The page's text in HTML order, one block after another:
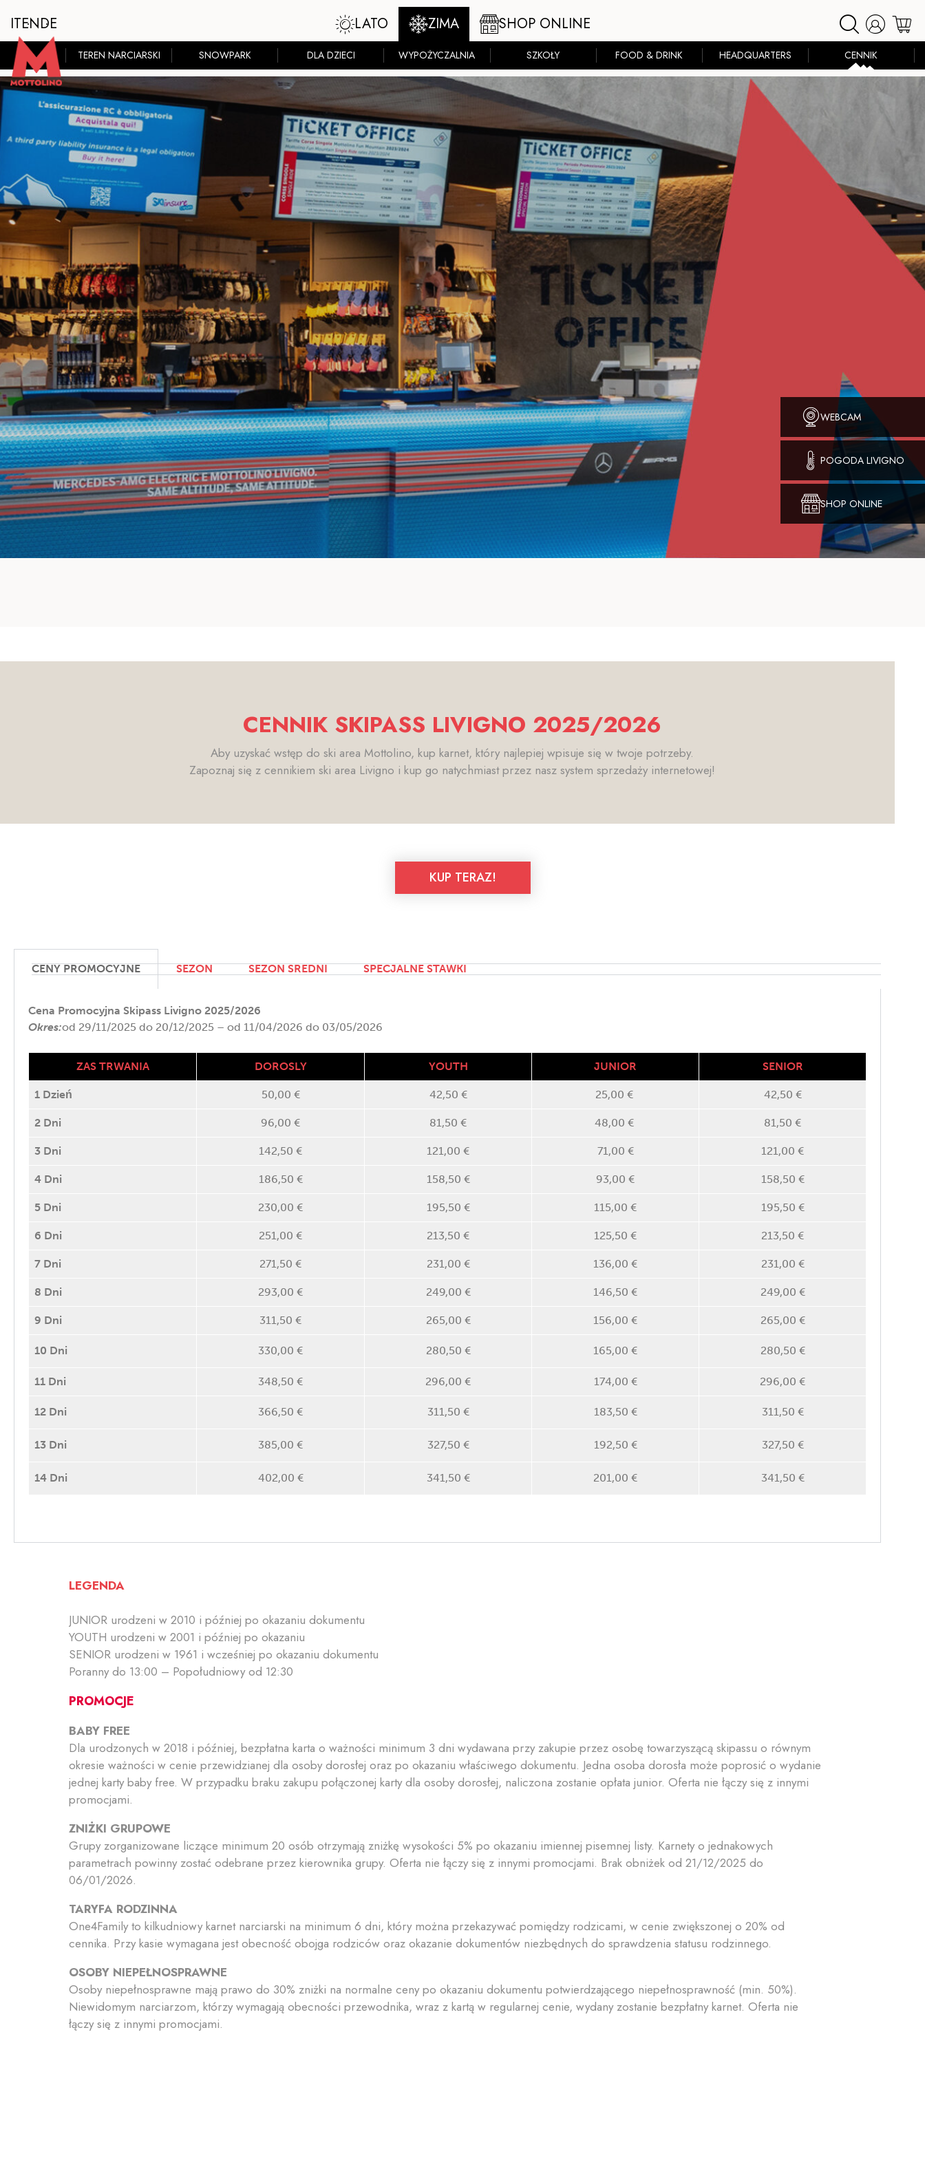
LATO ZIMA SHOP ONLINE
ITENDE
TEREN NARCIARSKI SNOWPARK DLA DZIECI WYPOŻYCZALNIA SZKOŁY FOOD & DRINK HEADQUARTERS CENNIK
WEBCAM
POGODA LIVIGNO
SHOP ONLINE
CENNIK SKIPASS LIVIGNO 2025/2026
Aby uzyskać wstęp do ski area Mottolino, kup karnet, który najlepiej wpisuje się w twoje potrzeby.
Zapoznaj się z cennikiem ski area Livigno i kup go natychmiast przez nasz system sprzedaży internetowej!
KUP TERAZ!
CENY PROMOCYJNE SEZON SEZON SREDNI SPECJALNE STAWKI
Cena Promocyjna Skipass Livigno 2025/2026
Okres:od 29/11/2025 do 20/12/2025 – od 11/04/2026 do 03/05/2026
ZAS TRWANIA DOROSLY YOUTH JUNIOR SENIOR
1 Dzień 50,00 € 42,50 € 25,00 € 42,50 €
2 Dni 96,00 € 81,50 € 48,00 € 81,50 €
3 Dni 142,50 € 121,00 € 71,00 € 121,00 €
4 Dni 186,50 € 158,50 € 93,00 € 158,50 €
5 Dni 230,00 € 195,50 € 115,00 € 195,50 €
6 Dni 251,00 € 213,50 € 125,50 € 213,50 €
7 Dni 271,50 € 231,00 € 136,00 € 231,00 €
8 Dni 293,00 € 249,00 € 146,50 € 249,00 €
9 Dni 311,50 € 265,00 € 156,00 € 265,00 €
10 Dni 330,00 € 280,50 € 165,00 € 280,50 €
11 Dni 348,50 € 296,00 € 174,00 € 296,00 €
12 Dni 366,50 € 311,50 € 183,50 € 311,50 €
13 Dni 385,00 € 327,50 € 192,50 € 327,50 €
14 Dni 402,00 € 341,50 € 201,00 € 341,50 €
LEGENDA
JUNIOR urodzeni w 2010 i później po okazaniu dokumentu
YOUTH urodzeni w 2001 i później po okazaniu
SENIOR urodzeni w 1961 i wcześniej po okazaniu dokumentu
Poranny do 13:00 – Popołudniowy od 12:30
PROMOCJE
BABY FREE
Dla urodzonych w 2018 i później, bezpłatna karta o ważności minimum 3 dni wydawana przy zakupie przez osobę towarzyszącą skipassu o równym
okresie ważności w cenie przewidzianej dla osoby dorosłej oraz po okazaniu właściwego dokumentu. Jedna osoba dorosła może poprosić o wydanie
jednej karty baby free. W przypadku braku zakupu połączonej karty dla osoby dorosłej, naliczona zostanie opłata junior. Oferta nie łączy się z innymi
promocjami.
ZNIŻKI GRUPOWE
Grupy zorganizowane liczące minimum 20 osób otrzymają zniżkę wysokości 5% po okazaniu imiennej pisemnej listy. Karnety o jednakowych
parametrach powinny zostać odebrane przez kierownika grupy. Oferta nie łączy się z innymi promocjami. Brak obniżek od 21/12/2025 do
06/01/2026.
TARYFA RODZINNA
One4Family to kilkudniowy karnet narciarski na minimum 6 dni, który można przekazywać pomiędzy rodzicami, w cenie zwiększonej o 20% od
cennika. Przy kasie wymagana jest obecność obojga rodziców oraz okazanie dokumentów niezbędnych do sprawdzenia statusu rodzinnego.
OSOBY NIEPEŁNOSPRAWNE
Osoby niepełnosprawne mają prawo do 30% zniżki na normalne ceny po okazaniu dokumentu potwierdzającego niepełnosprawność (min. 50%).
Niewidomym narciarzom, którzy wymagają obecności przewodnika, wraz z kartą w regularnej cenie, wydany zostanie bezpłatny karnet. Oferta nie
łączy się z innymi promocjami.